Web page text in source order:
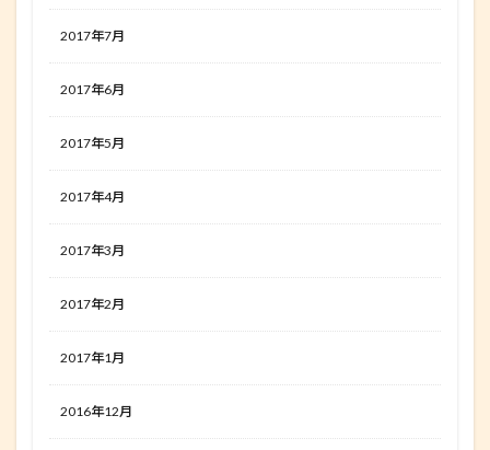
2017年7月
2017年6月
2017年5月
2017年4月
2017年3月
2017年2月
2017年1月
2016年12月